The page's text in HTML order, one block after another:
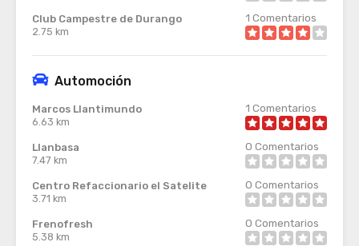
Club Campestre de Durango
2.75 km
1 Comentarios
Automoción
Marcos Llantimundo
6.63 km
1 Comentarios
Llanbasa
7.47 km
0 Comentarios
Centro Refaccionario el Satelite
3.71 km
0 Comentarios
Frenofresh
5.38 km
0 Comentarios